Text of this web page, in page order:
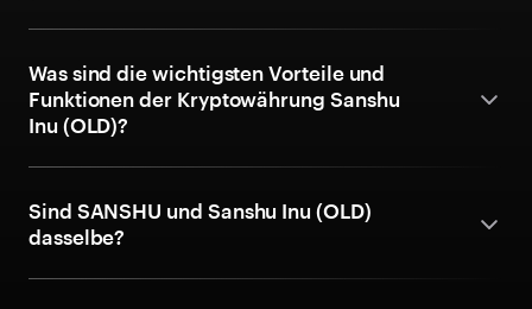
Was sind die wichtigsten Vorteile und
Funktionen der Kryptowährung Sanshu
Inu (OLD)?
Sind SANSHU und Sanshu Inu (OLD)
dasselbe?